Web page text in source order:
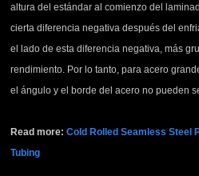
altura del estándar al comienzo del
cierta diferencia negativa después del
el lado de esta diferencia negativa, más
rendimiento. Por lo tanto, para acero
el ángulo y el borde del acero no pueden
Read more:Cold Rolled Seamless Steel
Tubing